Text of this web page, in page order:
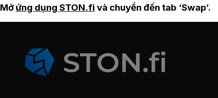
Mởứng dụng STON.fi và chuyển đến tab ‘Swap‘.